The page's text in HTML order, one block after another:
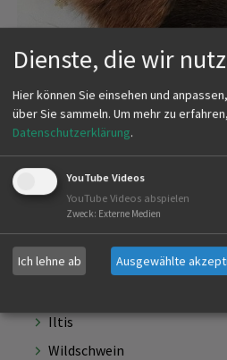
Fellring zu einem Preis von 60,- €
Der Fellring umfasst die folgenden
Fuchs
Dachs
Iltis
Wildschwein
Dienste, die wir
Hier können Sie einsehen und
über Sie sammeln. Um mehr zu
Datenschutzerklärung.
YouTube Videos
YouTube Videos abspielen
Zweck: Externe Medien
Ich lehne ab Ausgewählte